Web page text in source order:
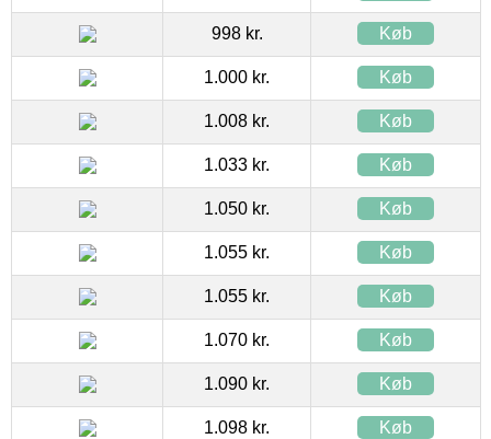
998 kr. Køb
1.000 kr. Køb
1.008 kr. Køb
1.033 kr. Køb
1.050 kr. Køb
1.055 kr. Køb
1.055 kr. Køb
1.070 kr. Køb
1.090 kr. Køb
1.098 kr. Køb